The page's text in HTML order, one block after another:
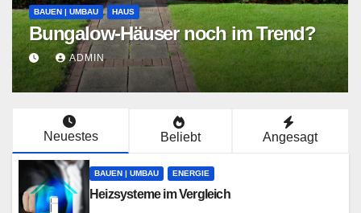
BAUEN | UMBAU HAUS
Bungalow-Häuser noch im Trend?
ADMIN
Neuestes Beliebt Angesagt
BAUEN | UMBAU ENERGIE
Heizsysteme im Vergleich